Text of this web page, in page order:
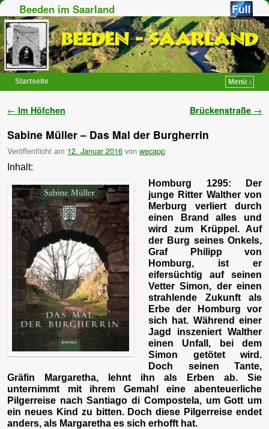
Beeden im Saarland
Startseite
Menü ↓
Artikelnavigation
← Im Höfchen Brückenstraße →
Sabine Müller – Das Mal der Burgherrin
Veröffentlicht am 12. Januar 2016 von wecapp
Inhalt:
Homburg 1295: Der
junge Ritter Walther von
Merburg verliert durch
einen Brand alles und
wird zum Krüppel. Auf
der Burg seines Onkels,
Graf Philipp von
Homburg, ist er
eifersüchtig auf seinen
Vetter Simon, der einen
strahlende Zukunft als
Erbe der Homburg vor
sich hat. Während einer
Jagd inszeniert Walther
einen Unfall, bei dem
Simon getötet wird.
Doch seinen Tante,
Gräfin Margaretha, lehnt ihn als Erben ab. Sie
unternimmt mit ihrem Gemahl eine abenteuerliche
Pilgerreise nach Santiago di Compostela, um Gott um
ein neues Kind zu bitten. Doch diese Pilgerreise endet
anders, als Margaretha es sich erhofft hat.